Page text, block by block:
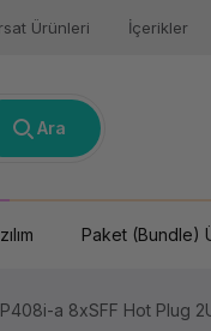
Ürünleri İçerikler
Ara
Paket (Bundle)
a 8xSFF Hot Plug